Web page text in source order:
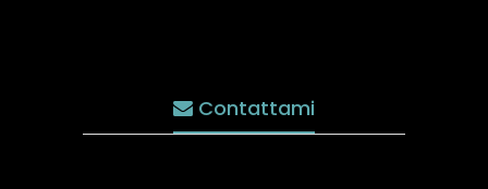
Contattami